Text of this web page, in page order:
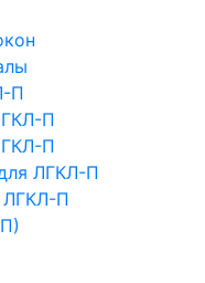
П
П
П
ЛГКЛ-П
ЛГКЛ-П